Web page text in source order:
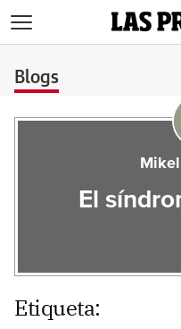
Blogs
El
Etiqueta: